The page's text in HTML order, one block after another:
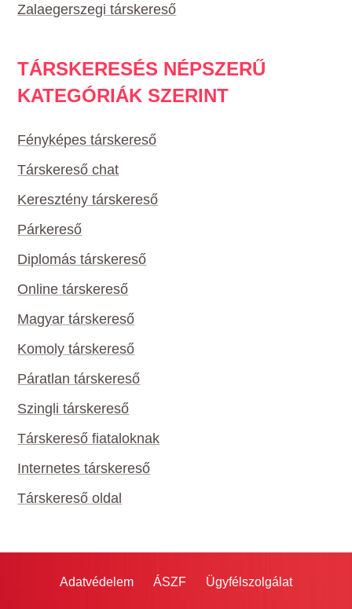
Zalaegerszegi társkereső
TÁRSKERESÉS NÉPSZERŰ
KATEGÓRIÁK SZERINT
Fényképes társkereső
Társkereső chat
Keresztény társkereső
Párkereső
Diplomás társkereső
Online társkereső
Magyar társkereső
Komoly társkereső
Páratlan társkereső
Szingli társkereső
Társkereső fiataloknak
Internetes társkereső
Társkereső oldal
Adatvédelem ÁSZF Ügyfélszolgálat